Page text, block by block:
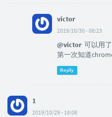
victor
2019/10/30 - 08:23
@victor 可以用
第一次知道
Reply
1
2019/10/29 - 18:08